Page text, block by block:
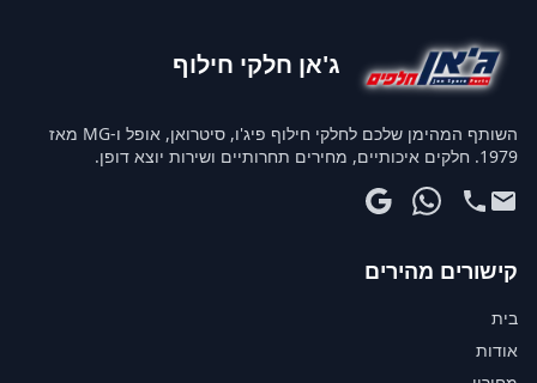
ג'אן חלקי חילוף
השותף המהימן שלכם לחלקי חילוף פיג'ו, סיטרואן, אופל ו-MG מאז
1979. חלקים איכותיים, מחירים תחרותיים ושירות יוצא דופן.
קישורים מהירים
בית
אודות